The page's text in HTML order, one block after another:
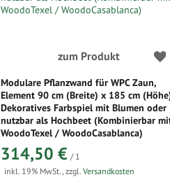
zum Produkt
Modulare Pflanzwand für WPC Zaun,
Element 90 cm (Breite) x 185 cm
Dekoratives Farbspiel mit Blumen oder
nutzbar als Hochbeet (Kombinierbar
WoodoTexel / WoodoCasablanca)
314,50 € / 1
inkl. 19% MwSt.,zzgl.Versandkosten